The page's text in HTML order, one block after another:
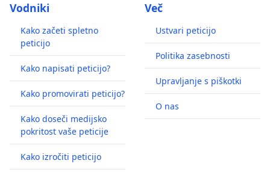
Vodniki
Kako začeti spletno
peticijo
Kako napisati peticijo?
Kako promovirati peticijo?
Kako doseči medijsko
pokritost vaše peticije
Kako izročiti peticijo
Več
Ustvari peticijo
Politika zasebnosti
Upravljanje s piškotki
O nas